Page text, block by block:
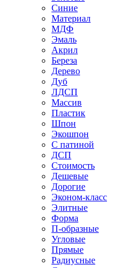
Синие
Материал
МДФ
Эмаль
Акрил
Береза
Дерево
Дуб
ЛДСП
Массив
Пластик
Шпон
Экошпон
С патиной
ДСП
Стоимость
Дешевые
Дорогие
Эконом-класс
Элитные
Форма
П-образные
Угловые
Прямые
Радиусные